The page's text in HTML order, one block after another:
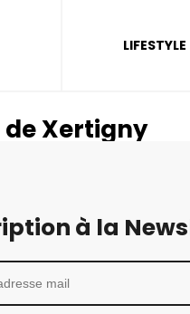
LIFESTYLE
Xertigny
à la